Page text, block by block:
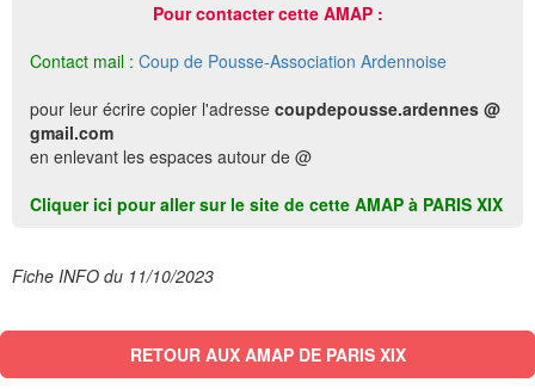
Pour contacter cette AMAP :
Contact mail : Coup de Pousse-Association Ardennoise
pour leur écrire copier l'adresse coupdepousse.ardennes @
gmail.com
en enlevant les espaces autour de @
Cliquer ici pour aller sur le site de cette AMAP à PARIS XIX
Fiche INFO du 11/10/2023
RETOUR AUX AMAP DE PARIS XIX